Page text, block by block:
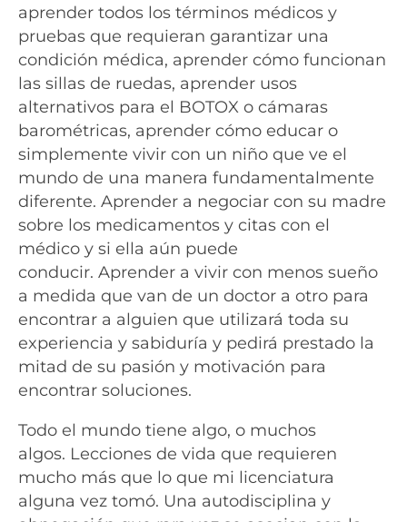
aprender todos los términos médicos y
pruebas que requieran garantizar una
condición médica, aprender cómo funcionan
las sillas de ruedas, aprender usos
alternativos para el BOTOX o cámaras
barométricas, aprender cómo educar o
simplemente vivir con un niño que ve el
mundo de una manera fundamentalmente
diferente. Aprender a negociar con su madre
sobre los medicamentos y citas con el
médico y si ella aún puede
conducir. Aprender a vivir con menos sueño
a medida que van de un doctor a otro para
encontrar a alguien que utilizará toda su
experiencia y sabiduría y pedirá prestado la
mitad de su pasión y motivación para
encontrar soluciones.
Todo el mundo tiene algo, o muchos
algos. Lecciones de vida que requieren
mucho más que lo que mi licenciatura
alguna vez tomó. Una autodisciplina y